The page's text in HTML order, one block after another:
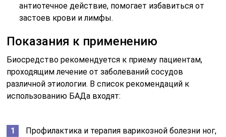
антиотечное действие, помогает избавиться от
застоев крови и лимфы.
Показания к применению
Биосредство рекомендуется к приему пациентам,
проходящим лечение от заболеваний сосудов
различной этиологии. В список рекомендаций к
использованию БАДа входят:
Профилактика и терапия варикозной болезни ног,